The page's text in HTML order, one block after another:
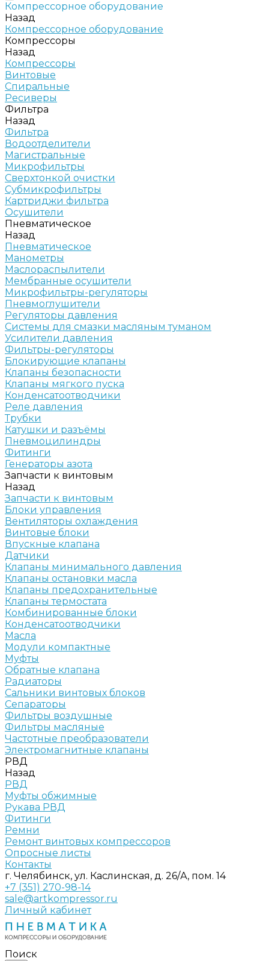
Компрессорное оборудование
Назад
Компрессорное оборудование
Компрессоры
Назад
Компрессоры
Винтовые
Спиральные
Ресиверы
Фильтра
Назад
Фильтра
Водоотделители
Магистральные
Микрофильтры
Сверхтонкой очистки
Субмикрофильтры
Картриджи фильтра
Осушители
Пневматическое
Назад
Пневматическое
Манометры
Маслораспылители
Мембранные осушители
Микрофильтры-регуляторы
Пневмоглушители
Регуляторы давления
Системы для смазки масляным туманом
Усилители давления
Фильтры-регуляторы
Блокирующие клапаны
Клапаны безопасности
Клапаны мягкого пуска
Конденсатоотводчики
Реле давления
Трубки
Катушки и разъёмы
Пневмоцилиндры
Фитинги
Генераторы азота
Запчасти к винтовым
Назад
Запчасти к винтовым
Блоки управления
Вентиляторы охлаждения
Винтовые блоки
Впускные клапана
Датчики
Клапаны минимального давления
Клапаны остановки масла
Клапаны предохранительные
Клапаны термостата
Комбинированные блоки
Конденсатоотводчики
Масла
Модули компактные
Муфты
Обратные клапана
Радиаторы
Сальники винтовых блоков
Сепараторы
Фильтры воздушные
Фильтры масляные
Частотные преобразователи
Электромагнитные клапаны
РВД
Назад
РВД
Муфты обжимные
Рукава РВД
Фитинги
Ремни
Ремонт винтовых компрессоров
Опросные листы
Контакты
г. Челябинск, ул. Каслинская, д. 26/А, пом. 14
+7 (351) 270-98-14
sale@artkompressor.ru
Личный кабинет
Поиск